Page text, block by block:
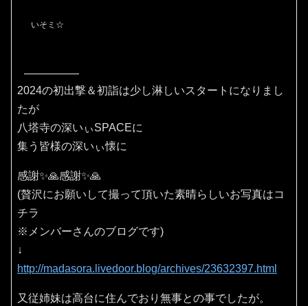
いそミ☆
2024の初出撃＆初詣は少し淋しいスタートになりまし
たが
八塔寺の深いぃSPACEに
集う皆様の深いぃ懐に
感謝✨🙏感謝✨🙏
(贅沢にお願いして撮って頂いた素晴らしいお写真はコ
チラ
※メンバーさんのブログです)
↓
http://madasora.livedoor.blog/archives/23632397.html
又従姉妹は高台に住んでおり無事との事でしたが。